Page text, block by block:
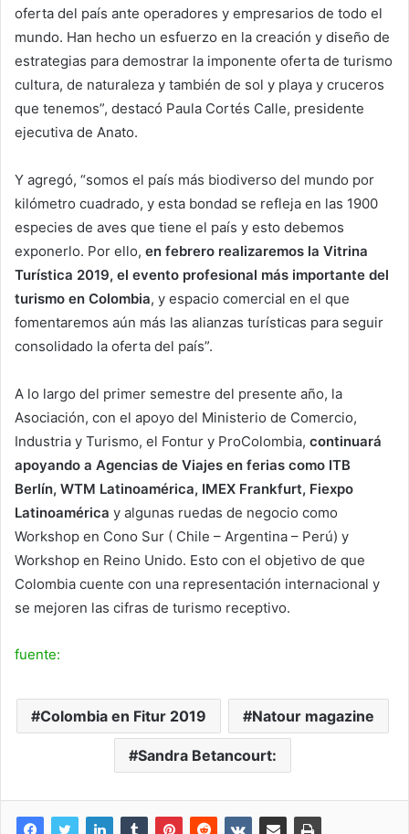
oferta del país ante operadores y empresarios de todo el
mundo. Han hecho un esfuerzo en la creación y diseño de
estrategias para demostrar la imponente oferta de turismo
cultura, de naturaleza y también de sol y playa y cruceros
que tenemos”, destacó Paula Cortés Calle, presidente
ejecutiva de Anato.
Y agregó, “somos el país más biodiverso del mundo por
kilómetro cuadrado, y esta bondad se refleja en las 1900
especies de aves que tiene el país y esto debemos
exponerlo. Por ello, en febrero realizaremos la Vitrina
Turística 2019, el evento profesional más importante del
turismo en Colombia, y espacio comercial en el que
fomentaremos aún más las alianzas turísticas para seguir
consolidado la oferta del país”.
A lo largo del primer semestre del presente año, la
Asociación, con el apoyo del Ministerio de Comercio,
Industria y Turismo, el Fontur y ProColombia, continuará
apoyando a Agencias de Viajes en ferias como ITB
Berlín, WTM Latinoamérica, IMEX Frankfurt, Fiexpo
Latinoamérica y algunas ruedas de negocio como
Workshop en Cono Sur ( Chile – Argentina – Perú) y
Workshop en Reino Unido. Esto con el objetivo de que
Colombia cuente con una representación internacional y
se mejoren las cifras de turismo receptivo.
fuente:
Colombia en Fitur 2019 Natour magazine
Sandra Betancourt: